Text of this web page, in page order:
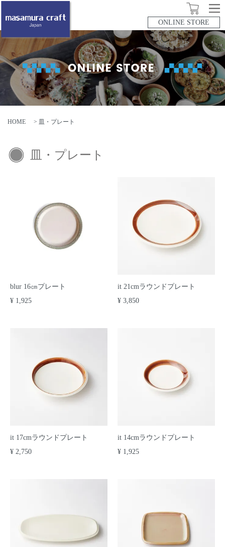
ONLINE STORE
HOME > 皿・プレート
皿・プレート
blur 16㎝プレート
¥ 1,925
it 21cmラウンドプレート
¥ 3,850
it 17cmラウンドプレート
¥ 2,750
it 14cmラウンドプレート
¥ 1,925